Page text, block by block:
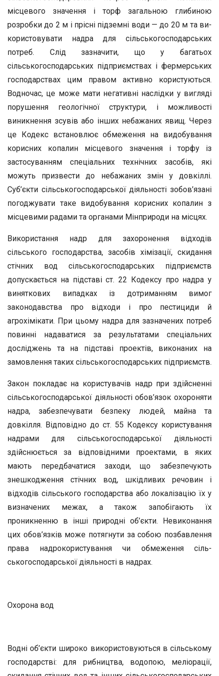
місцевого значення і торф загальною глибиною
розробки до 2 м і прісні підземні води — до 20 м та ви­
користовувати надра для сільськогосподарських
потреб. Слід зазна­чити, що у багатьох
сільськогосподарських підприємствах і фер­мерських
господарствах цим правом активно користуються.
Водно­час, це може мати негативні наслідки у вигляді
порушення геоло­гічної структури, і можливості
виникнення зсувів або інших неба­жаних явищ. Через
це Кодекс встановлює обмеження на видобу­вання
корисних копалин місцевого значення і торфу із
застосуван­ням спеціальних технічних засобів, які
можуть призвести до неба­жаних змін у довкіллі.
Суб’єкти сільськогосподарської діяльності зобов’язані
погоджувати таке видобування корисних копалин з
міс­цевими радами та органами Мінприроди на місцях.
Використання надр для захоронення відходів
сільського госпо­дарства, засобів хімізації, скидання
стічних вод сільськогосподар­ських підприємств
допускається на підставі ст. 22 Кодексу про над­ра у
виняткових випадках із дотриманням вимог
законодавства про відходи і про пестициди й
агрохімікати. При цьому надра для заз­начених потреб
повинні надаватися за результатами спеціальних
досліджень та на підставі проектів, виконаних на
замовлення таких сільськогосподарських підприємств.
Закон покладає на користувачів надр при здійсненні
сільсько­господарської діяльності обов’язок охороняти
надра, забезпечувати безпеку людей, майна та
довкілля. Відповідно до ст. 55 Кодексу ко­ристування
надрами для сільськогосподарської діяльності
здійсню­ється за відповідними проектами, в яких
мають передбачатися за­ходи, що забезпечують
знешкодження стічних вод, шкідливих ре­човин і
відходів сільського господарства або локалізацію їх у
виз­начених межах, а також запобігають їх
проникненню в інші при­родні об’єкти. Невиконання
цих обов’язків може потягнути за со­бою позбавлення
права надрокористування чи обмеження сіль­
ськогосподарської діяльності в надрах.
Охорона вод
Водні об’єкти широко використовуються в сільському
госпо­дарстві: для рибництва, водопою, меліорації,